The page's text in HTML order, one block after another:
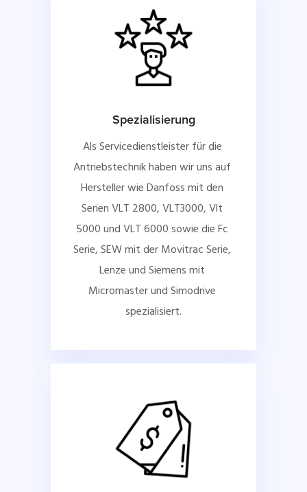
Spezialisierung
Als Servicedienstleister für die
Antriebstechnik haben wir uns auf
Hersteller wie Danfoss mit den
Serien VLT 2800, VLT3000, Vlt
5000 und VLT 6000 sowie die Fc
Serie, SEW mit der Movitrac Serie,
Lenze und Siemens mit
Micromaster und Simodrive
spezialisiert.